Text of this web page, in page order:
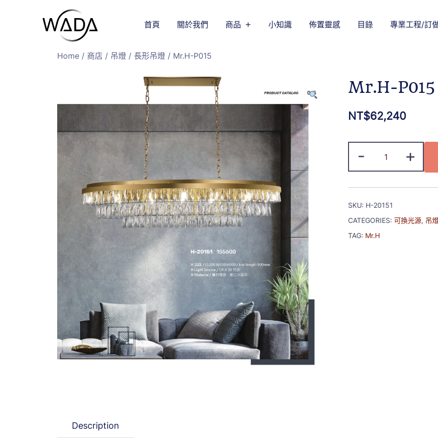
緯達燈飾
緯達燈飾企業行
首頁 關於我們 商品 小知識 佈置靈感 目錄 專業工程/訂
Home / 商店 / 吊燈 / 長形吊燈 / Mr.H-P015
Mr.H-P015
NT$62,240
- +
SKU: H-20151
CATEGORIES: 可換光源, 吊
TAG: Mr.H
Description